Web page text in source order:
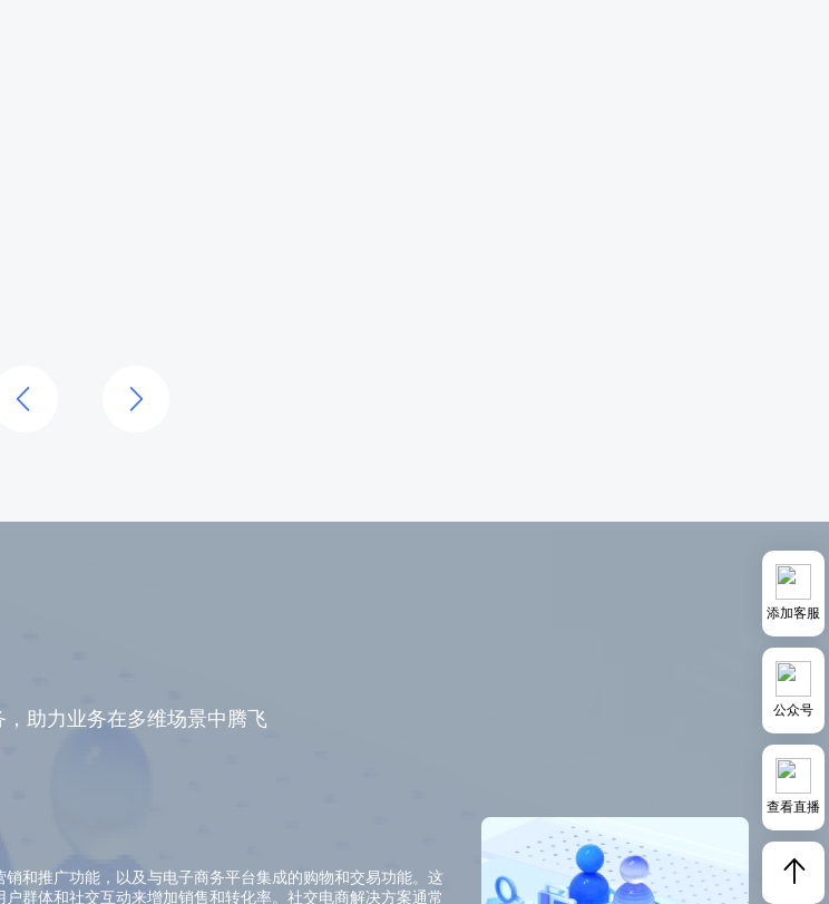
助力业务在多维场景中腾飞
和推广功能，以及与电子商务平台集成的购物和交易功能。这
群体和社交互动来增加销售和转化率。社交电商解决方案通常
添加客服
公众号
查看直播